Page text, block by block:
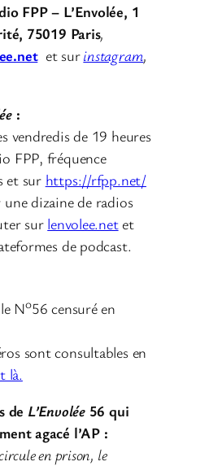
FPP – L’Envolée, 1
75019 Paris,
et surinstagram,
:
vendredis de 19 heures
FPP, fréquence
et sur https://rfpp.net/
dizaine de radios
sur lenvolee.netet
de podcast.
No56 censuré en
sont consultables en
là.
de L’Envolée56 qui
agacé l’AP :
en prison, le